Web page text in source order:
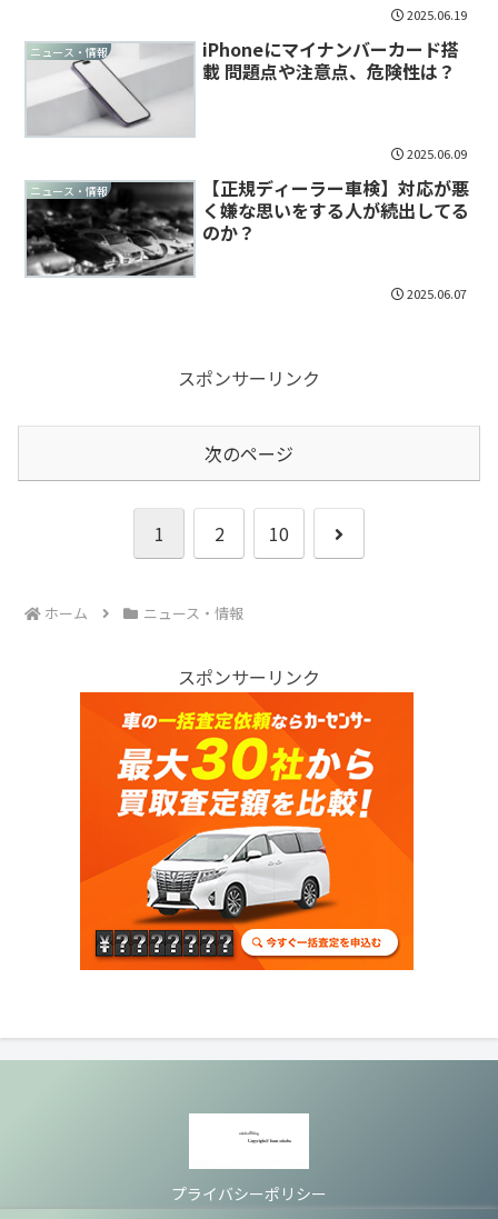
2025.06.19
ニュース・情報
iPhoneにマイナンバーカード搭
載 問題点や注意点、危険性は？
2025.06.09
ニュース・情報
【正規ディーラー車検】対応が悪
く嫌な思いをする人が続出してる
のか？
2025.06.07
スポンサーリンク
次のページ
1 2 10
次
ホーム ニュース・情報
スポンサーリンク
プライバシーポリシー